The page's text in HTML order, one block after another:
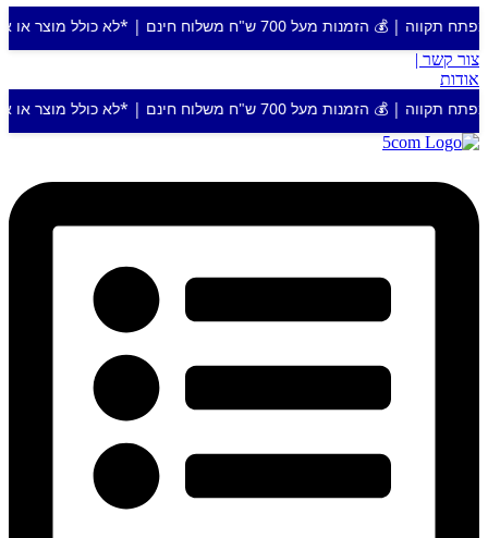
חינם | *לא כולל מוצר או אזור חריג
צור קשר |
אודות
חינם | *לא כולל מוצר או אזור חריג